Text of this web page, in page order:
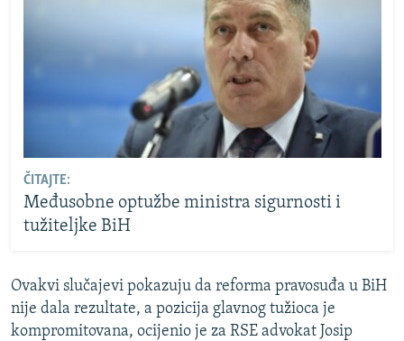
ČITAJTE:
Međusobne optužbe ministra sigurnosti i
tužiteljke BiH
Ovakvi slučajevi pokazuju da reforma pravosuđa u BiH
nije dala rezultate, a pozicija glavnog tužioca je
kompromitovana, ocijenio je za RSE advokat Josip